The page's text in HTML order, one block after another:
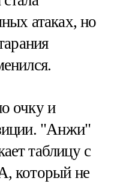
атаках, но
очку и
"Анжи"
таблицу с
который не